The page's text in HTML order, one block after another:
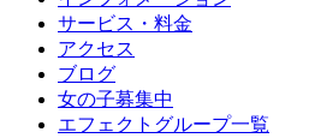
サービス・料金
アクセス
ブログ
女の子募集中
エフェクトグループ一覧